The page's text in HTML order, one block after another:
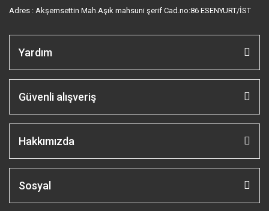
Adres : Akşemsettin Mah.Aşık mahsuni şerif Cad.no:86 ESENYURT/İST
Yardım
Güvenli alışveriş
Hakkımızda
Sosyal